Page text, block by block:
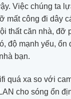
Việc chúng ta
mất công đi dây
thất căn nhà, đỡ
độ mạnh yếu, ổn
bạn.
quá xa so với
cho sóng ổn